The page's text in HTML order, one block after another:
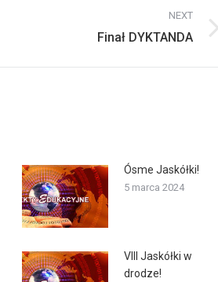
NEXT
Finał DYKTANDA
Ósme Jaskółki!
5 marca 2024
VIII Jaskółki w
drodze!